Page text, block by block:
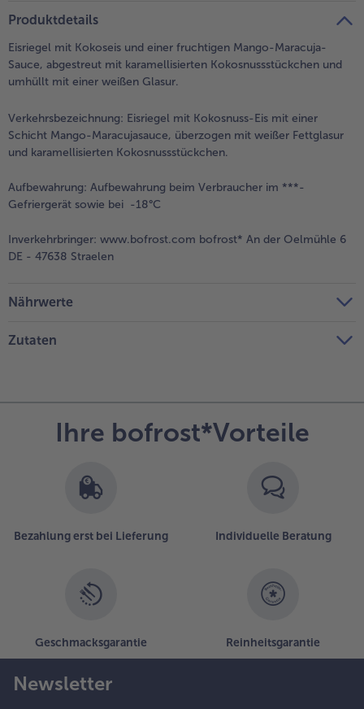
Produktdetails
Eisriegel mit Kokoseis und einer fruchtigen Mango-Maracuja-
Sauce, abgestreut mit karamellisierten Kokosnussstückchen und
umhüllt mit einer weißen Glasur.
Verkehrsbezeichnung: Eisriegel mit Kokosnuss-Eis mit einer
Schicht Mango-Maracujasauce, überzogen mit weißer Fettglasur
und karamellisierten Kokosnussstückchen.
Aufbewahrung: Aufbewahrung beim Verbraucher im ***-
Gefriergerät sowie bei -18°C
Inverkehrbringer: www.bofrost.com bofrost* An der Oelmühle 6
DE - 47638 Straelen
Nährwerte
Zutaten
Ihre bofrost*Vorteile
Bezahlung erst bei Lieferung Individuelle Beratung
Geschmacksgarantie Reinheitsgarantie
Newsletter